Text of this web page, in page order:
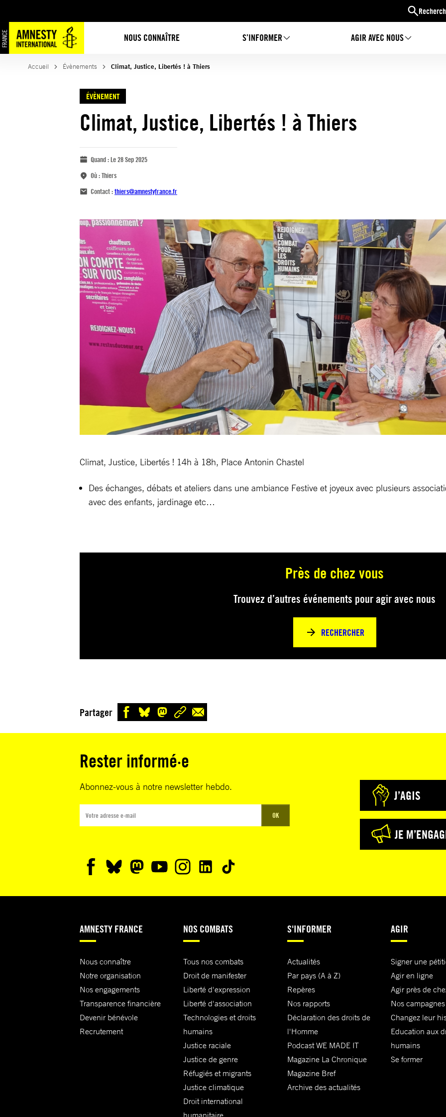
NOUS CONNAÎTRE S’INFORMER AGIR AVEC NOUS
Accueil Évènements Climat, Justice, Libertés ! à Thiers
ÉVÈNEMENT
Climat, Justice, Libertés ! à Thiers
Quand :Le 28 Sep 2025
Où :Thiers
Contact :thiers@amnestyfrance.fr
Climat, Justice, Libertés ! 14h à 18h, Place Antonin Chastel
Des échanges, débats et ateliers dans une ambiance Festive et joyeux avec plusieurs
avec des enfants, jardinage etc…
Près de chez vous
Trouvez d’autres événements pour agir avec nous
RECHERCHER
Partager
Rester informé·e
Abonnez-vous à notre newsletter hebdo.
OK
J’AGIS
JE
AMNESTY FRANCE
Nous connaître
Notre organisation
Nos engagements
Transparence financière
Devenir bénévole
Recrutement
NOS COMBATS
Tous nos combats
Droit de manifester
Liberté d'expression
Liberté d'association
Technologies et droits
humains
Justice raciale
Justice de genre
Réfugiés et migrants
Justice climatique
Droit international
humanitaire
S'INFORMER
Actualités
Par pays (A à Z)
Repères
Nos rapports
Déclaration des droits de
l'Homme
Podcast WE MADE IT
Magazine La Chronique
Magazine Bref
Archive des actualités
AGIR
Signer une
Agir en ligne
Agir près de
Nos campagnes
Changez leur
Education aux
humains
Se former